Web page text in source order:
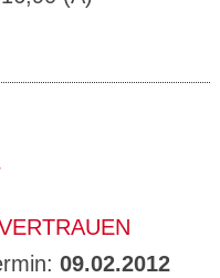
09.02.2012